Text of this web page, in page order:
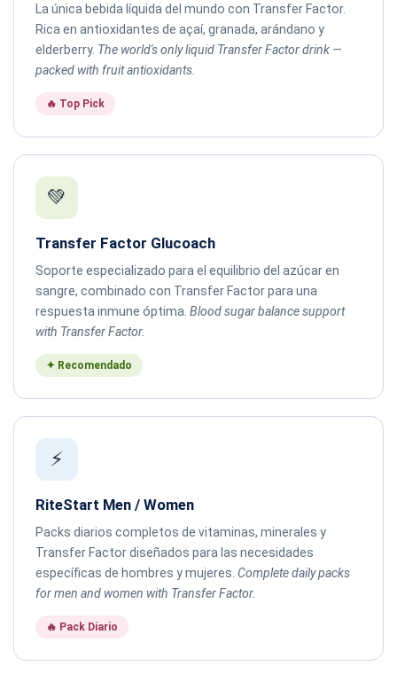
La única bebida líquida del mundo con Transfer Factor.
Rica en antioxidantes de açaí, granada, arándano y
elderberry. The world's only liquid Transfer Factor drink —
packed with fruit antioxidants.
🔥 Top Pick
💚
Transfer Factor Glucoach
Soporte especializado para el equilibrio del azúcar en
sangre, combinado con Transfer Factor para una
respuesta inmune óptima. Blood sugar balance support
with Transfer Factor.
✦ Recomendado
⚡
RiteStart Men / Women
Packs diarios completos de vitaminas, minerales y
Transfer Factor diseñados para las necesidades
específicas de hombres y mujeres. Complete daily packs
for men and women with Transfer Factor.
🔥 Pack Diario